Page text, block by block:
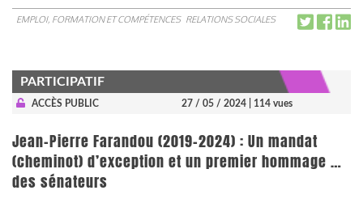
EMPLOI, FORMATION ET COMPÉTENCES RELATIONS SOCIALES
PARTICIPATIF
ACCÈS PUBLIC 27 / 05 / 2024 | 114 vues
Jean-Pierre Farandou (2019-2024) : Un mandat
(cheminot) d’exception et un premier hommage …
des sénateurs